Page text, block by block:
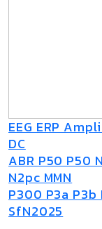
EEG ERP
DC
ABR P50 P50
N2pc MMN
P300 P3a P3b
SfN2025